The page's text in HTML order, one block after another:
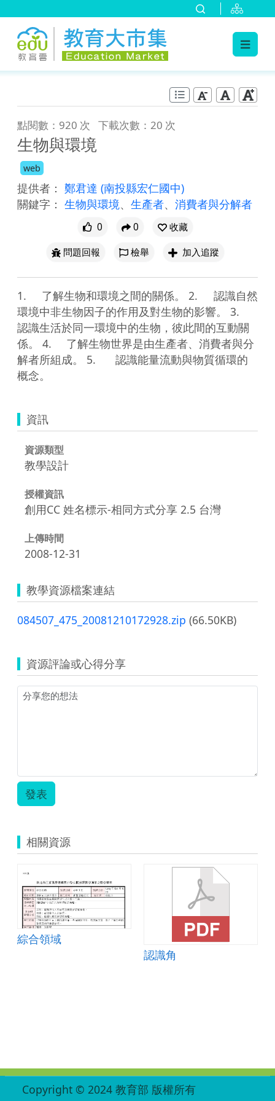
點閱數：920 次 下載次數：20 次
生物與環境
web
提供者： 鄭君達 (南投縣宏仁國中)
關鍵字： 生物與環境、 生產者、 消費者與分解者
0 0
收藏
問題回報
檢舉 加入追蹤
1.	了解生物和環境之間的關係。 2.	認識自然
環境中非生物因子的作用及對生物的影響。 3.
認識生活於同一環境中的生物，彼此間的互動關
係。 4.	了解生物世界是由生產者、消費者與分
解者所組成。 5.	認識能量流動與物質循環的
概念。
資訊
資源類型
教學設計
授權資訊
創用CC 姓名標示-相同方式分享 2.5 台灣
上傳時間
2008-12-31
教學資源檔案連結
084507_475_20081210172928.zip (66.50KB)
資源評論或心得分享
發表
相關資源
綜合領域
認識角
Copyright © 2024 教育部 版權所有